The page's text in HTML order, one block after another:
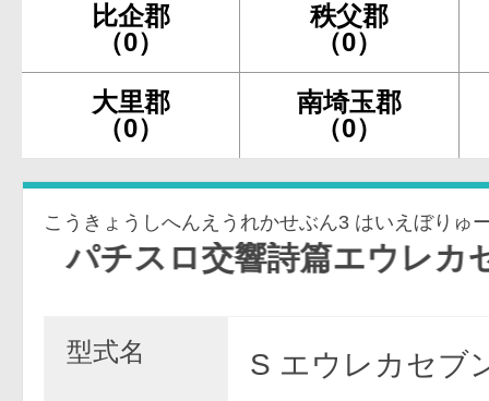
比企郡
（0）
秩父郡
（0）
大里郡
（0）
南埼玉郡
（0）
こうきょうしへんえうれかせぶん3 はいえぼりゅ
ロ交響詩篇エウレカセブン3
型式名
S エウレカセブ